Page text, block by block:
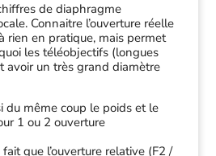
de diaphragme
Connaitre l’ouverture réelle
rien en pratique, mais permet
les téléobjectifs (longues
avoir un très grand diamètre
du même coup le poids et le
1 ou 2 ouverture
que l’ouverture relative (F2 /